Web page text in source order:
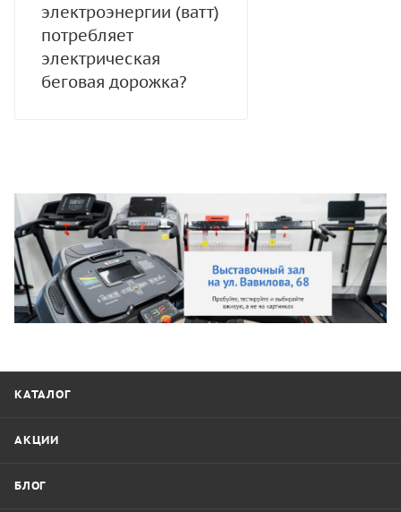
электроэнергии (ватт)
потребляет
электрическая
беговая дорожка?
КАТАЛОГ
АКЦИИ
БЛОГ